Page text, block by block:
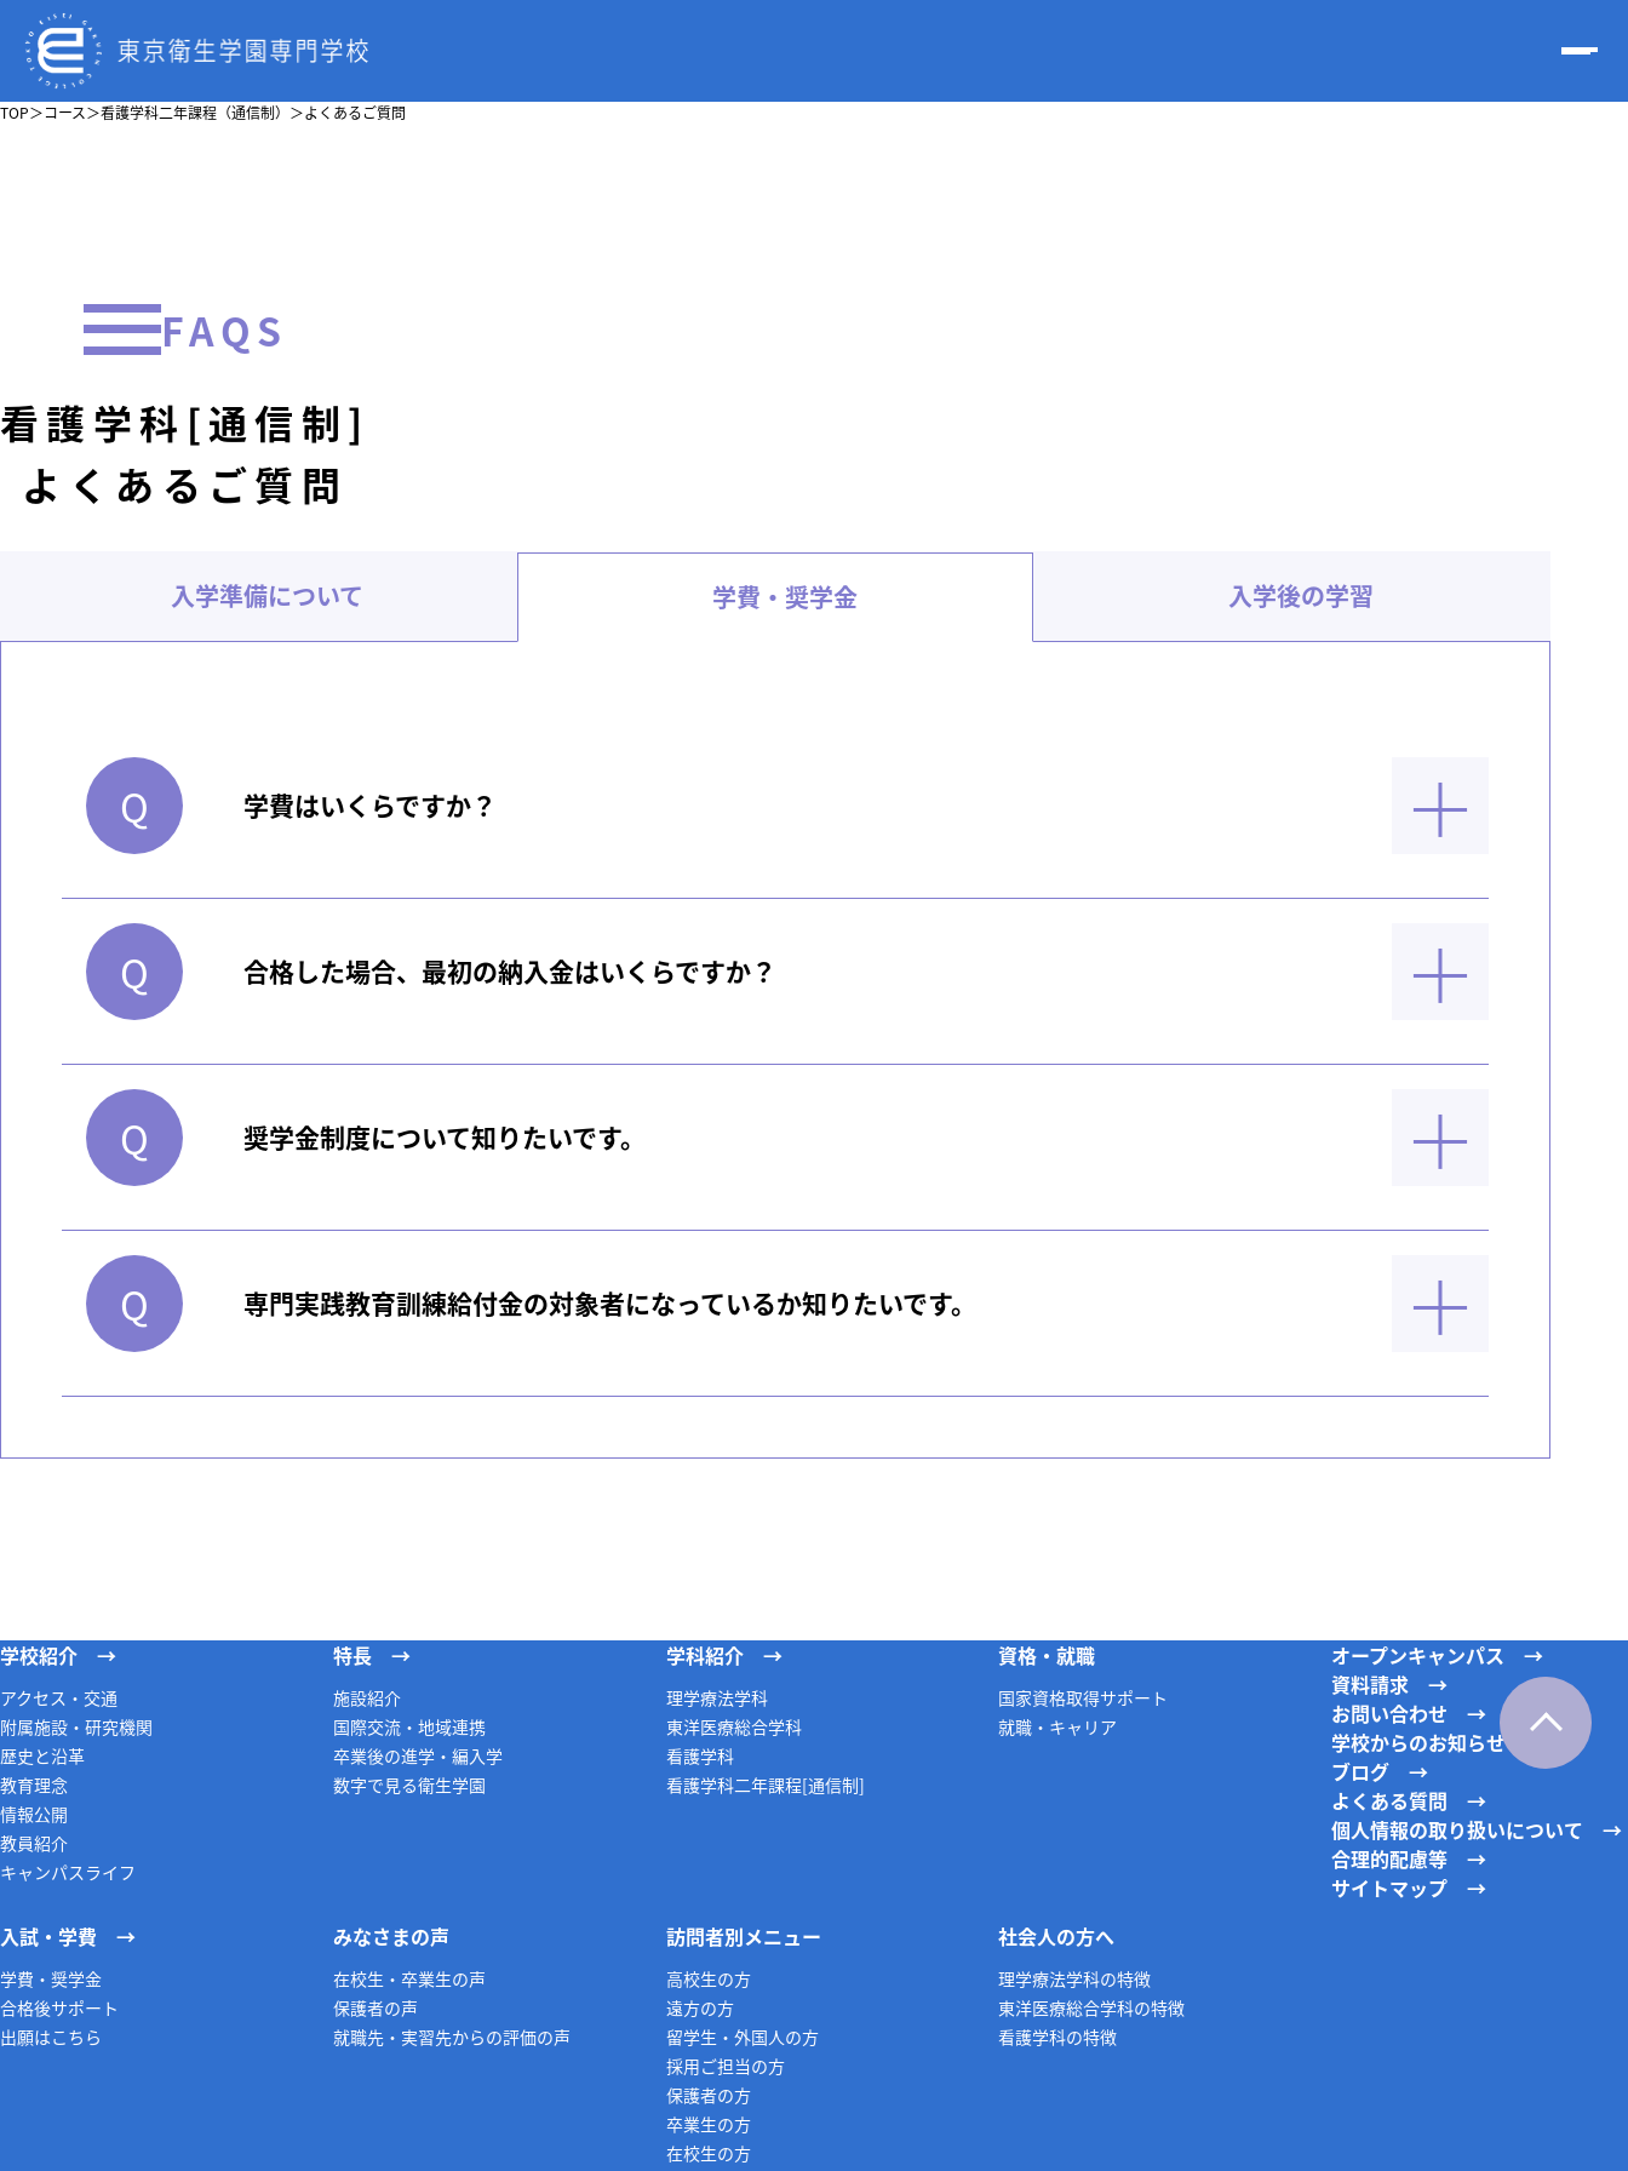
TOP＞コース＞看護学科二年課程（通信制） ＞よくあるご質問
FAQS
看護学科[通信制]
よくあるご質問
入学準備について 学費・奨学金 入学後の学習
学費はいくらですか？
合格した場合、最初の納入金はいくらですか？
奨学金制度について知りたいです。
専門実践教育訓練給付金の対象者になっているか知りたいです。
学校紹介
アクセス・交通
附属施設・研究機関
歴史と沿革
教育理念
情報公開
教員紹介
キャンパスライフ
特長
施設紹介
国際交流・地域連携
卒業後の進学・編入学
数字で見る衛生学園
学科紹介
理学療法学科
東洋医療総合学科
看護学科
看護学科二年課程[通信制]
資格・就職
国家資格取得サポート
就職・キャリア
入試・学費
学費・奨学金
合格後サポート
出願はこちら
みなさまの声
在校生・卒業生の声
保護者の声
就職先・実習先からの評価の声
訪問者別メニュー
高校生の方
遠方の方
留学生・外国人の方
採用ご担当の方
保護者の方
卒業生の方
在校生の方
社会人の方へ
理学療法学科の特徴
東洋医療総合学科の特徴
看護学科の特徴
オープンキャンパス
資料請求
お問い合わせ
学校からのお知らせ
ブログ
よくある質問
個人情報の取り扱いについて
合理的配慮等
サイトマップ